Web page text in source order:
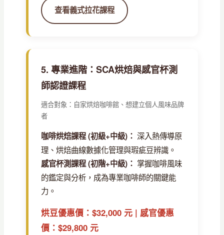
查看義式拉花課程
5. 專業進階：SCA烘焙與感官杯測
師認證課程
適合對象：自家烘焙咖啡館、想建立個人風味品牌
者
咖啡烘焙課程 (初級+中級)： 深入熱傳導原
理、烘焙曲線數據化管理與瑕疵豆辨識。
感官杯測課程 (初階+中級)： 掌握咖啡風味
的鑑定與分析，成為專業咖啡師的關鍵能
力。
烘豆優惠價：$32,000 元 | 感官優惠
價：$29,800 元